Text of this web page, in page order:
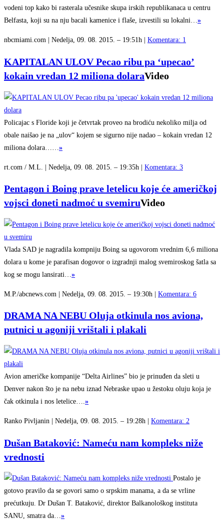
vodeni top kako bi rasterala učesnike skupa irskih republikanaca u centru
Belfasta, koji su na nju bacali kamenice i flaše, izvestili su lokalni…»
nbcmiami.com | Nedelja, 09. 08. 2015. – 19:51h | Komentara: 1
KAPITALAN ULOV Pecao ribu pa ‘upecao’
kokain vredan 12 miliona dolaraVideo
Policajac s Floride koji je četvrtak proveo na brodiću nekoliko milja od
obale naišao je na „ulov“ kojem se sigurno nije nadao – kokain vredan 12
miliona dolara…… »
rt.com / M.L. | Nedelja, 09. 08. 2015. – 19:35h | Komentara: 3
Pentagon i Boing prave letelicu koje će američkoj
vojsci doneti nadmoć u svemiruVideo
Vlada SAD je nagradila kompniju Boing sa ugovorom vrednim 6,6 miliona
dolara u kome je parafisan dogovor o izgradnji malog svemiroskog šatla sa
kog se mogu lansirati… »
M.P./abcnews.com | Nedelja, 09. 08. 2015. – 19:30h | Komentara: 6
DRAMA NA NEBU Oluja otkinula nos aviona,
putnici u agoniji vrištali i plakali
Avion američke kompanije “Delta Airlines” bio je prinuđen da sleti u
Denver nakon što je na nebu iznad Nebraske upao u žestoku oluju koja je
čak otkinula i nos letelice….»
Ranko Pivljanin | Nedelja, 09. 08. 2015. – 19:28h | Komentara: 2
Dušan Bataković: Nameću nam kompleks niže
vrednosti
Postalo je
gotovo pravilo da se govori samo o srpskim manama, a da se vrline
prećutkuju. Dr Dušan T. Bataković, direktor Balkanološkog instituta
SANU, smatra da…»